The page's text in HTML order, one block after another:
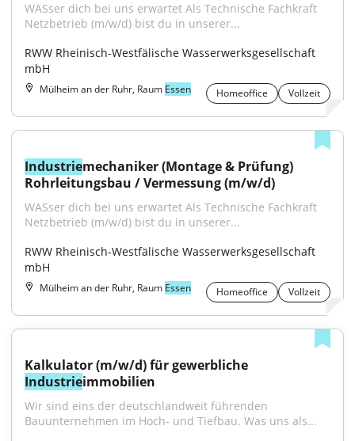
WASser dich bei uns erwartet Als Technische Fachkraft
Netzbetrieb (m/w/d) bist du in unserer...
RWW Rheinisch-Westfälische Wasserwerksgesellschaft
mbH
Mülheim an der Ruhr, Raum Essen Homeoffice Vollzeit
Industriemechaniker (Montage & Prüfung)
Rohrleitungsbau / Vermessung (m/w/d)
WASser dich bei uns erwartet Als Technische Fachkraft
Netzbetrieb (m/w/d) bist du in unserer...
RWW Rheinisch-Westfälische Wasserwerksgesellschaft
mbH
Mülheim an der Ruhr, Raum Essen Homeoffice Vollzeit
Industrieimmobilien
Wir sind eins der deutschlandweit führenden
Bauunternehmen im Hoch- und Tiefbau. Was uns als...